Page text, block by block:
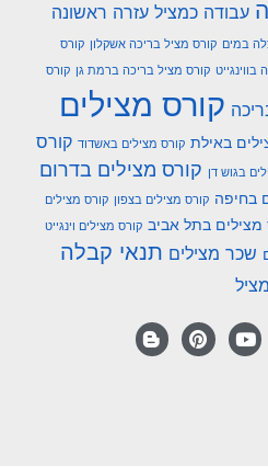
עבודה כמציל עזרה ראשונה
במים קורס מציל בריכה אשקלון קורס
קורס מציל בריכה ברמת גן קורס
קורס מצילים
באילת קורס מצילים באשדוד קורס
בגוש דן קורס מצילים בדרום
בחיפה קורס מצילים בצפון קורס מצילים
מצילים בתל אביב קורס מצילים וינגייט
שכר מצילים תנאי קבלה